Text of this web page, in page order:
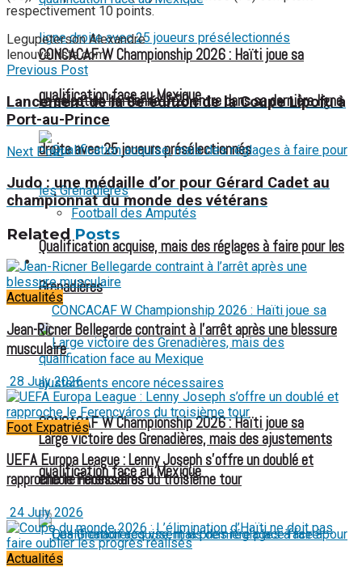
La sélection haïtienne U-20 entre dans sa dernière ligne
droite avec 25 joueurs présélectionnés
Football des Amputés
FOOTBALL FÉMININ
CONCACAF W Championship 2026 : Haïti joue sa
qualification face au Mexique
CONCACAF W Championship 2026 : Haïti joue sa
qualification face au Mexique
Qualification acquise, mais des réglages à faire pour les
Grenadières
Large victoire des Grenadières, mais des ajustements
encore nécessaires
respectivement 10 points.
Legupeterson Alexandre
lenouvelliste.com
Previous Post
Lancement de la 8e édition de la Coupe Lipofu à
Port-au-Prince
Next Post
Judo : une médaille d’or pour Gérard Cadet au
championnat du monde des vétérans
Related Posts
Actualités
Jean-Ricner Bellegarde contraint à l’arrêt après une blessure
musculaire
28 July 2026
Foot Expatriés
UEFA Europa League : Lenny Joseph s’offre un doublé et
rapproche le Ferencváros du troisième tour
24 July 2026
Actualités